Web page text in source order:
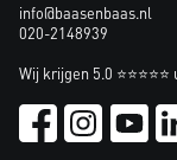
info@baasenbaas.nl
020-2148939
Wij krijgen 5.0